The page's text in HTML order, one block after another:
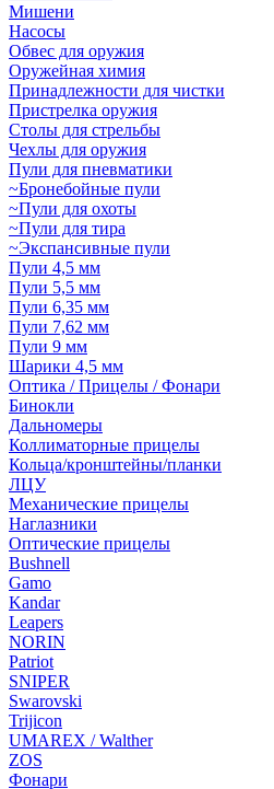
Мишени
Насосы
Обвес для оружия
Оружейная химия
Принадлежности для чистки
Пристрелка оружия
Столы для стрельбы
Чехлы для оружия
Пули для пневматики
~Бронебойные пули
~Пули для охоты
~Пули для тира
~Экспансивные пули
Пули 4,5 мм
Пули 5,5 мм
Пули 6,35 мм
Пули 7,62 мм
Пули 9 мм
Шарики 4,5 мм
Оптика / Прицелы / Фонари
Бинокли
Дальномеры
Коллиматорные прицелы
Кольца/кронштейны/планки
ЛЦУ
Механические прицелы
Наглазники
Оптические прицелы
Bushnell
Gamo
Kandar
Leapers
NORIN
Patriot
SNIPER
Swarovski
Trijicon
UMAREX / Walther
ZOS
Фонари